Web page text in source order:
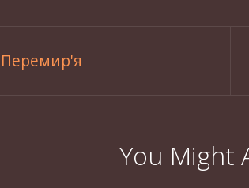
Перемир'я
You Might